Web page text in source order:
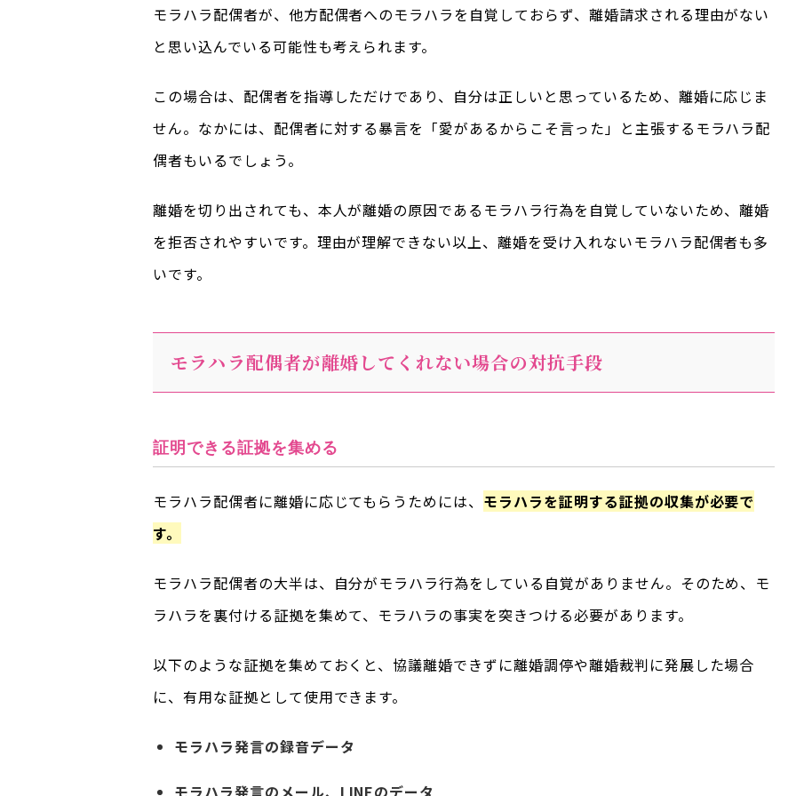
モラハラ配偶者が、他方配偶者へのモラハラを自覚しておらず、離婚請求される理由がない
と思い込んでいる可能性も考えられます。
この場合は、配偶者を指導しただけであり、自分は正しいと思っているため、離婚に応じま
せん。なかには、配偶者に対する暴言を「愛があるからこそ言った」と主張するモラハラ配
偶者もいるでしょう。
離婚を切り出されても、本人が離婚の原因であるモラハラ行為を自覚していないため、離婚
を拒否されやすいです。理由が理解できない以上、離婚を受け入れないモラハラ配偶者も多
いです。
モラハラ配偶者が離婚してくれない場合の対抗手段
証明できる証拠を集める
モラハラ配偶者に離婚に応じてもらうためには、 モラハラを証明する証拠の収集が必要で
す。
モラハラ配偶者の大半は、自分がモラハラ行為をしている自覚がありません。そのため、モ
ラハラを裏付ける証拠を集めて、モラハラの事実を突きつける必要があります。
以下のような証拠を集めておくと、協議離婚できずに離婚調停や離婚裁判に発展した場合
に、有用な証拠として使用できます。
モラハラ発言の録音データ
モラハラ発言のメール、LINEのデータ